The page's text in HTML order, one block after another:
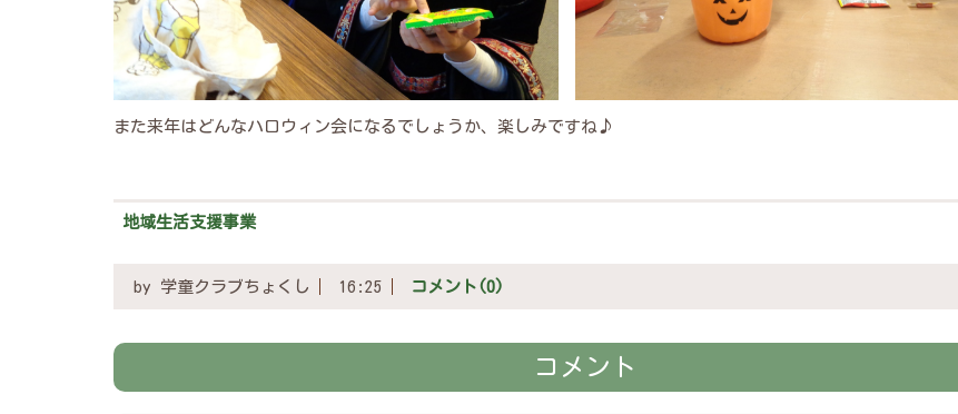
また来年はどんなハロウィン会になるでしょうか、楽しみですね♪
地域生活支援事業
by 学童クラブちょくし 16:25 コメント(0)
コメント